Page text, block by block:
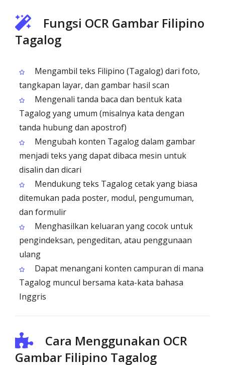
Fungsi OCR Gambar Filipino
Tagalog
Mengambil teks Filipino (Tagalog) dari foto,
tangkapan layar, dan gambar hasil scan
Mengenali tanda baca dan bentuk kata
Tagalog yang umum (misalnya kata dengan
tanda hubung dan apostrof)
Mengubah konten Tagalog dalam gambar
menjadi teks yang dapat dibaca mesin untuk
disalin dan dicari
Mendukung teks Tagalog cetak yang biasa
ditemukan pada poster, modul, pengumuman,
dan formulir
Menghasilkan keluaran yang cocok untuk
pengindeksan, pengeditan, atau penggunaan
ulang
Dapat menangani konten campuran di mana
Tagalog muncul bersama kata-kata bahasa
Inggris
Cara Menggunakan OCR
Gambar Filipino Tagalog